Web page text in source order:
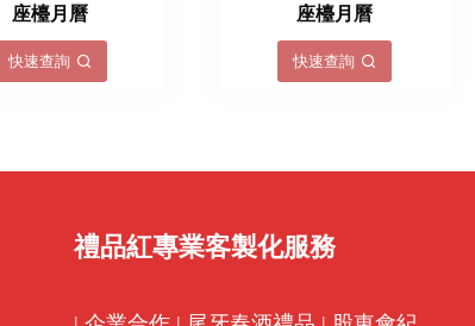
座檯月曆
快速查詢
座檯月曆
快速查詢
禮品紅專業客製化服務